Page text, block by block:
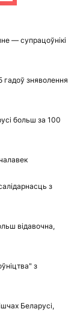
— супрацоўнікі
зняволення
больш за 100
з
відавочна,
з
Беларусі,